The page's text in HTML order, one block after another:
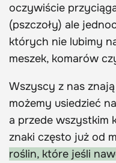
oczywiście
(pszczoły) ale
których nie lubimy
meszek, komarów
Wszyscy z nas
możemy usiedzieć
a przede wszystkim
znaki często już od
roślin, które jeśli